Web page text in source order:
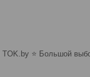
⭐️ Большой